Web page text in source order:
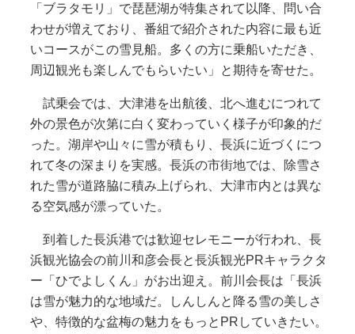
「ブラタモリ」で琵琶湖が特集されて以降、問い合
わせが増えており、番組で紹介された内容に最も近
いコースがこの雪見船。多くの方に乗船いただき、
周辺観光も楽しんでもらいたい」と期待を寄せた。
試乗会では、大津港を出航後、北へ進むにつれて
外の景色が次第に白く変わっていく様子が印象的だ
った。湖岸や山々に雪が積もり、長浜に近づくにつ
れて冬の深まりを実感。長浜の市街地では、除雪さ
れた雪が道路脇に積み上げられ、大津市内とは異な
る空気感が漂っていた。
到着した長浜港では歓迎セレモニーが行われ、長
浜観光協会の前川和彦会長と長浜観光PRキャラクタ
ー「ひでよしくん」がお出迎え。前川会長は「長浜
は雪が魅力的な地域だ。しんしんと降る雪の美しさ
や、特徴的な盆梅の魅力をもっとPRしていきたい。